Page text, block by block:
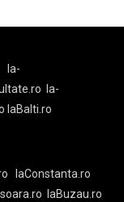
la-
la-
laBalti.ro
laConstanta.ro
laBuzau.ro